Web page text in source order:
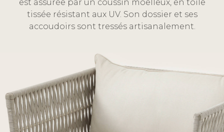
est assurée par un coussin moelleux, en toile
tissée résistant aux UV. Son dossier et ses
accoudoirs sont tressés artisanalement.